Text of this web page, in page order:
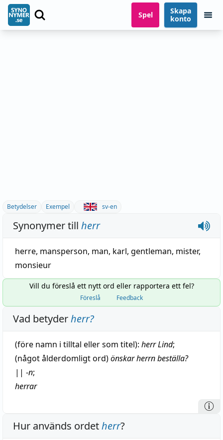
Spel
Skapa
konto
Betydelser Exempel sv-en
Synonymer till herr
herre, mansperson, man, karl, gentleman, mister,
monsieur
Vill du föreslå ett nytt ord eller rapportera ett fel?
Föreslå Feedback
Vad betyderherr?
(före namn i tilltal eller som titel): herr Lind;
(något ålderdomligt ord)önskar herrnbeställa?
|| -n;
herrar
Hur används ordetherr?